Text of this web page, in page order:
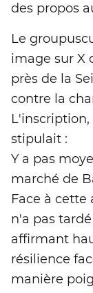
des propos
Le
image sur X
près de la
contre la
stipulait :
Y a pas
marché de
Face à
n'a pas
affirmant
résilience
manière